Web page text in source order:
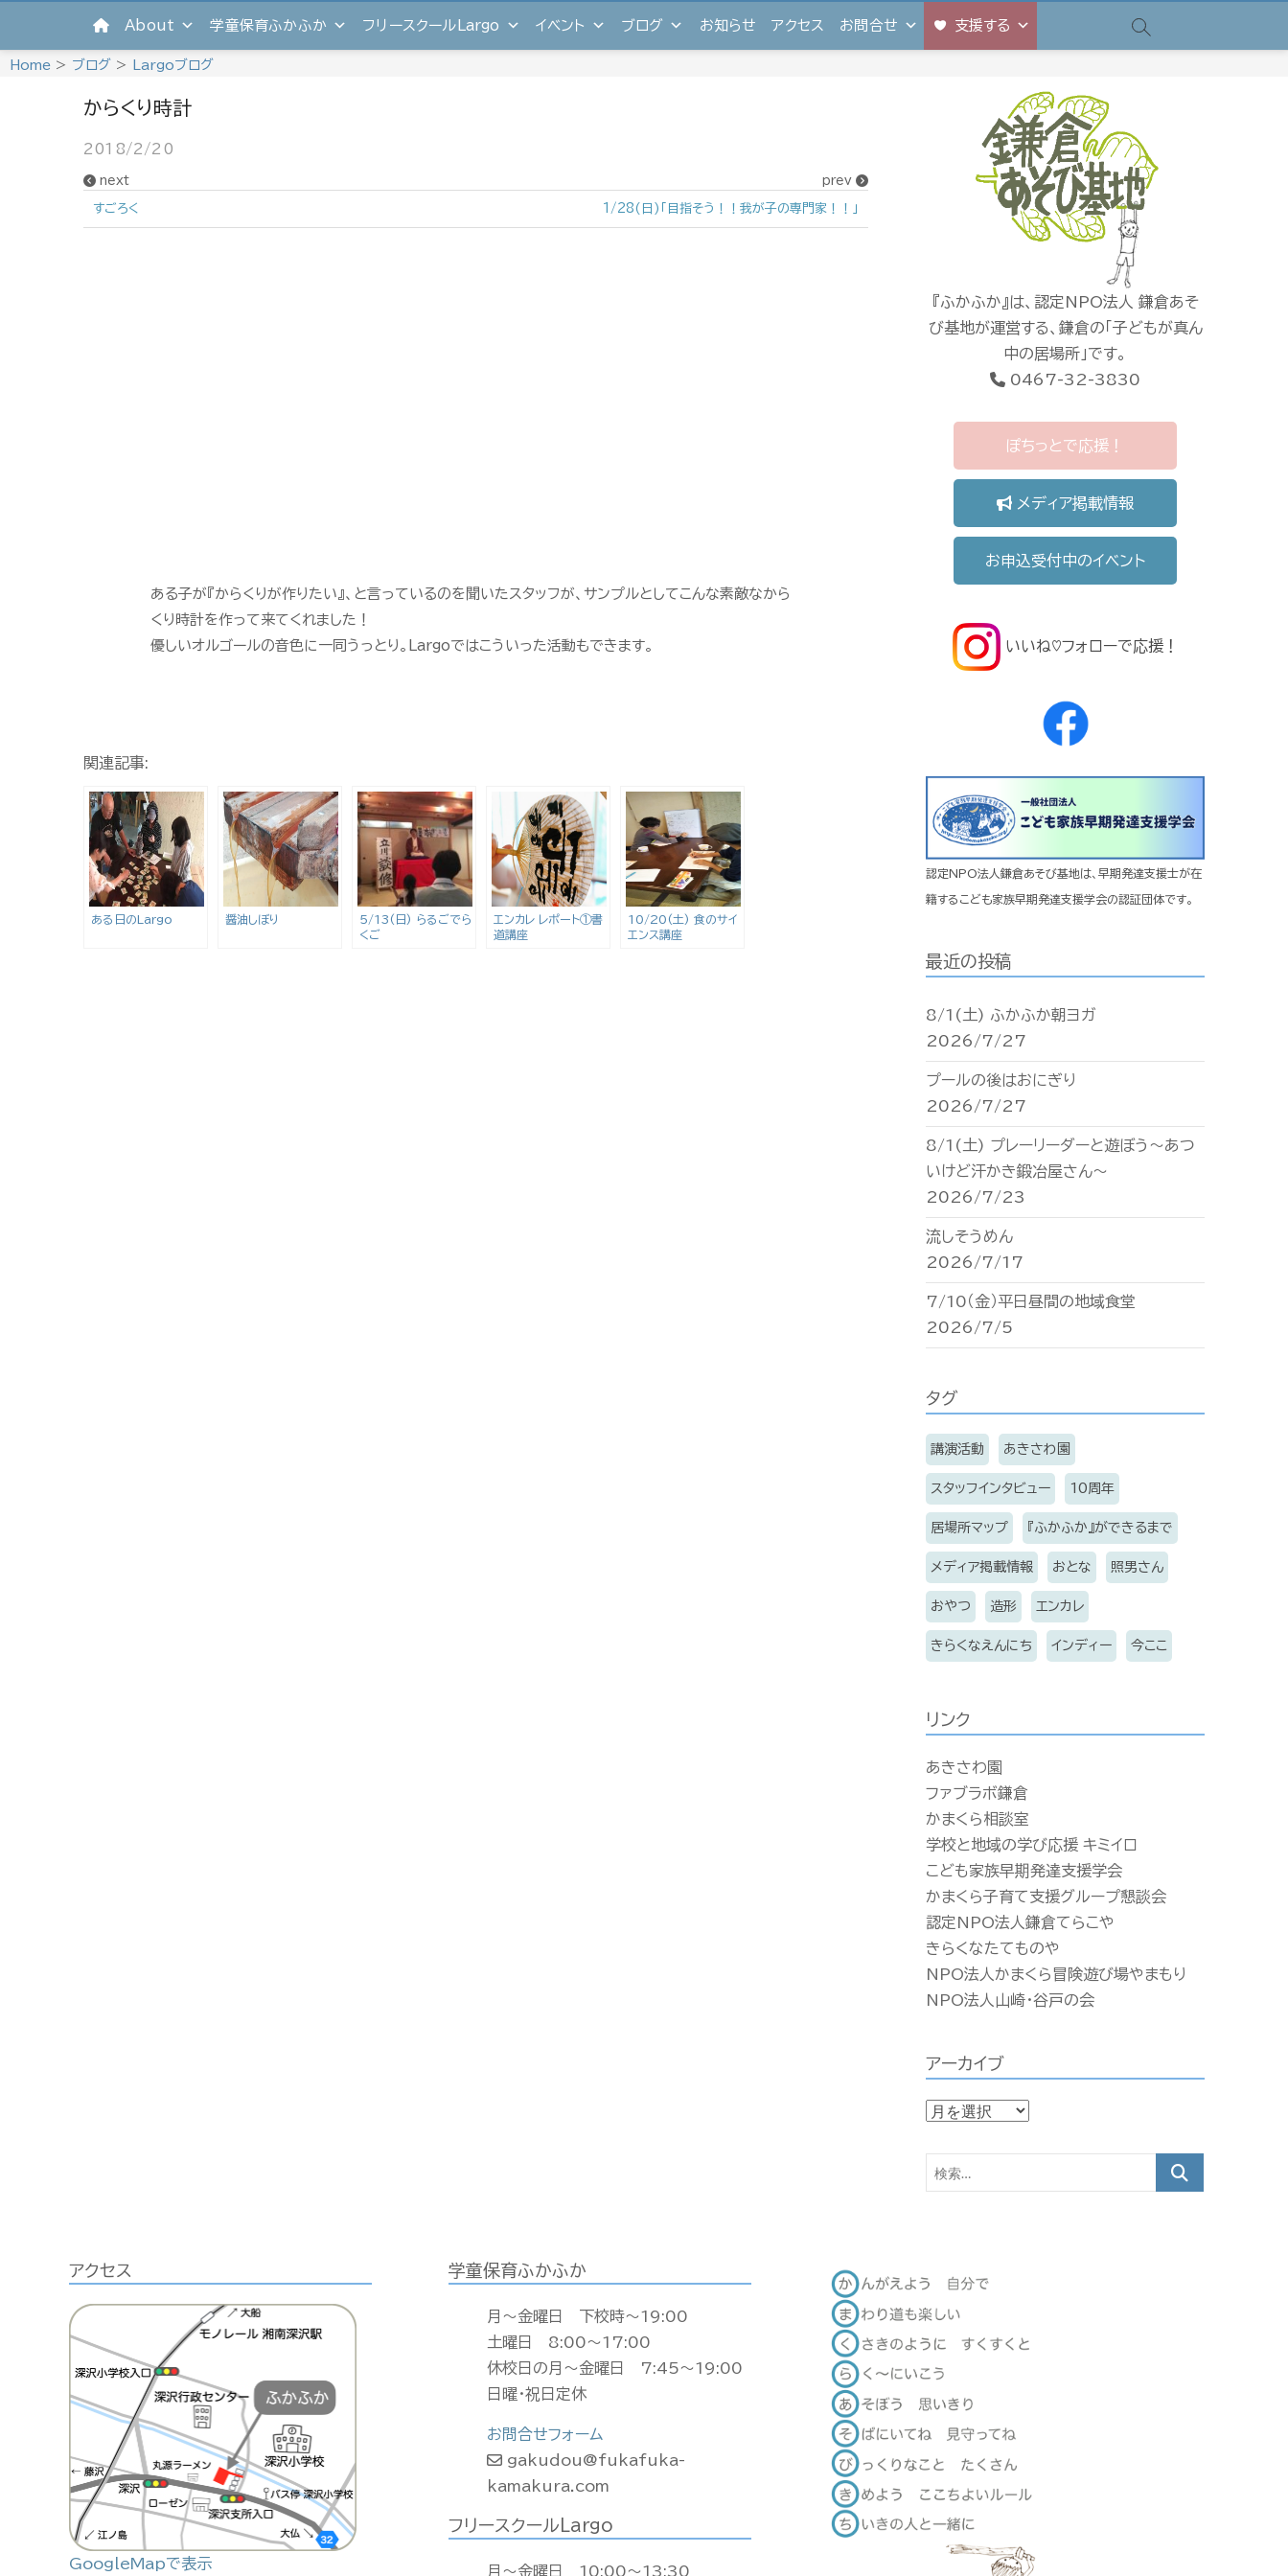
content
About 学童保育ふかふか フリースクールLargo イベント ブログ お知らせ アクセス お問合せ 支援する
Home > ブログ > Largoブログ
からくり時計
2018/2/20
prev
1/28(日)「目指そう！！我が子の専門家！！」
next
すごろく
ある子が『からくりが作りたい』、と言っているのを聞いたスタッフが、サンプルとしてこんな素敵なから
くり時計を作って来てくれました！
優しいオルゴールの音色に一同うっとり。Largoではこういった活動もできます。
関連記事:
ある日のLargo 醤油しぼり
5/13(日) らるごでら
くご
エンカレ レポート①書
道講座
10/20(土) 食のサイ
エンス講座
『ふかふか』は、認定NPO法人 鎌倉あそ
び基地が運営する、鎌倉の「子どもが真ん
中の居場所」です。
0467-32-3830
ぽちっとで応援！
メディア掲載情報
お申込受付中のイベント
いいね♡フォローで応援！
認定NPO法人鎌倉あそび基地は、早期発達支援士が在
籍するこども家族早期発達支援学会の認証団体です。
最近の投稿
8/1(土) ふかふか朝ヨガ
2026/7/27
プールの後はおにぎり
2026/7/27
8/1(土) プレーリーダーと遊ぼう〜あつ
いけど汗かき鍛冶屋さん〜
2026/7/23
流しそうめん
2026/7/17
7/10（金）平日昼間の地域食堂
2026/7/5
タグ
講演活動 あきさわ園
スタッフインタビュー 10周年
居場所マップ 『ふかふか』ができるまで
メディア掲載情報 おとな 照男さん
おやつ 造形 エンカレ
きらくなえんにち インディー 今ここ
リンク
あきさわ園
ファブラボ鎌倉
かまくら相談室
学校と地域の学び応援 キミイロ
こども家族早期発達支援学会
かまくら子育て支援グループ懇談会
認定NPO法人鎌倉てらこや
きらくなたてものや
NPO法人かまくら冒険遊び場やまもり
NPO法人山崎・谷戸の会
アーカイブ
ア
イ
索…
アクセス
GoogleMapで表示
学童保育ふかふか
月〜金曜日 下校時〜19:00
土曜日 8:00〜17:00
休校日の月〜金曜日 7:45〜19:00
日曜・祝日定休
お問合せフォーム
gakudou@fukafuka-
kamakura.com
フリースクールLargo
月〜金曜日 10:00〜13:30